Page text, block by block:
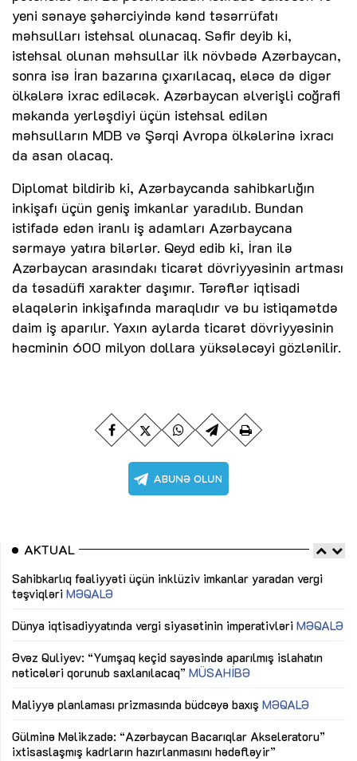
yeni sənaye şəhərciyində kənd təsərrüfatı
məhsulları istehsal olunacaq. Səfir deyib ki,
istehsal olunan məhsullar ilk növbədə Azərbaycan,
sonra isə İran bazarına çıxarılacaq, eləcə də digər
ölkələrə ixrac ediləcək. Azərbaycan əlverişli coğrafi
məkanda yerləşdiyi üçün istehsal edilən
məhsulların MDB və Şərqi Avropa ölkələrinə ixracı
da asan olacaq.
Diplomat bildirib ki, Azərbaycanda sahibkarlığın
inkişafı üçün geniş imkanlar yaradılıb. Bundan
istifadə edən iranlı iş adamları Azərbaycana
sərmayə yatıra bilərlər. Qeyd edib ki, İran ilə
Azərbaycan arasındakı ticarət dövriyyəsinin artması
da təsadüfi xarakter daşımır. Tərəflər iqtisadi
əlaqələrin inkişafında maraqlıdır və bu istiqamətdə
daim iş aparılır. Yaxın aylarda ticarət dövriyyəsinin
həcminin 600 milyon dollara yüksələcəyi gözlənilir.
AKTUAL
Sahibkarlıq fəaliyyəti üçün inklüziv imkanlar yaradan vergi
təşviqləri MƏQALƏ
Dünya iqtisadiyyatında vergi siyasətinin imperativləri MƏQALƏ
Əvəz Quliyev: “Yumşaq keçid sayəsində aparılmış islahatın
nəticələri qorunub saxlanılacaq” MÜSAHİBƏ
Maliyyə planlaması prizmasında büdcəyə baxış MƏQALƏ
Gülminə Məlikzadə: “Azərbaycan Bacarıqlar Akseleratoru”
ixtisaslaşmış kadrların hazırlanmasını hədəfləyir”